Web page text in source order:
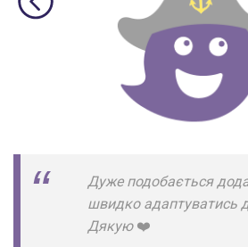
Дуже подобається
швидко адаптуватись
Дякую ❤